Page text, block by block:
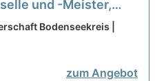
und -Meister,
Quereinsteiger
Bodenseekreis |
zum Angebot